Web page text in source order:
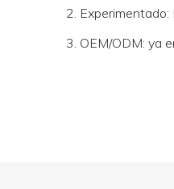
2.
3. OEM/ODM: ya